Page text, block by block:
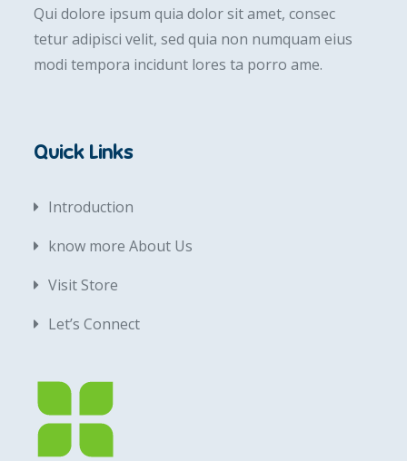
Qui dolore ipsum quia dolor sit amet, consec
tetur adipisci velit, sed quia non numquam eius
modi tempora incidunt lores ta porro ame.
Quick Links
Introduction
know more About Us
Visit Store
Let’s Connect